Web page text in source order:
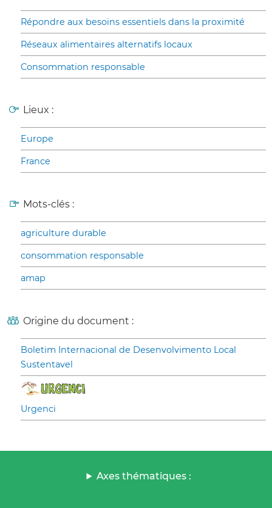
Répondre aux besoins essentiels dans la proximité
Réseaux alimentaires alternatifs locaux
Consommation responsable
Lieux :
Europe
France
Mots-clés :
agriculture durable
consommation responsable
amap
Origine du document :
Boletim Internacional de Desenvolvimento Local
Sustentavel
Urgenci
Axes thématiques :